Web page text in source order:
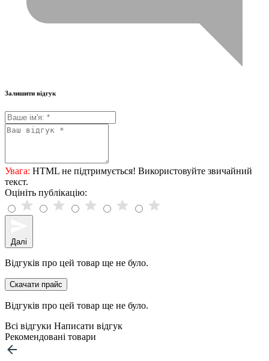
Залишити відгук
Увага: HTML не підтримується! Використовуйте звичайний
текст.
Оцініть публікацію:
Далі
Відгуків про цей товар ще не було.
Скачати прайс
Відгуків про цей товар ще не було.
Всі відгуки Написати відгук
Рекомендовані товари